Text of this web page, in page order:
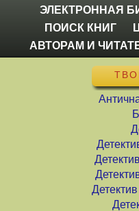
ЭЛЕКТРОННАЯ
ПОИСК КНИГ
АВТОРАМ И